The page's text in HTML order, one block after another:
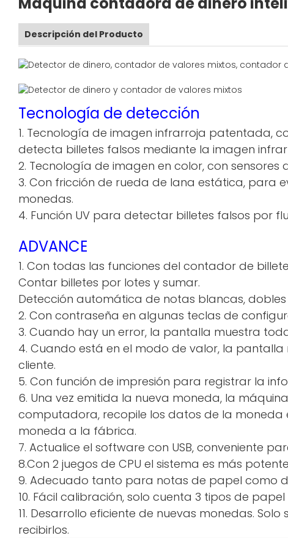
Descripción del Producto
Tecnología de detección
1. Tecnología de imagen infrarroja patentada,
detecta billetes falsos mediante la imagen
2. Tecnología de imagen en color, con
3. Con fricción de rueda de lana estática, para
monedas.
4. Función UV para detectar billetes falsos por
ADVANCE
1. Con todas las funciones del contador de
Contar billetes por lotes y sumar.
Detección automática de notas blancas,
2. Con contraseña en algunas teclas de
3. Cuando hay un error, la pantalla muestra
4. Cuando está en el modo de valor, la
cliente.
5. Con función de impresión para registrar la
6. Una vez emitida la nueva moneda, la
computadora, recopile los datos de la moneda
moneda a la fábrica.
7. Actualice el software con USB, conveniente
8.Con 2 juegos de CPU el sistema es más
9. Adecuado tanto para notas de papel como
10. Fácil calibración, solo cuenta 3 tipos de
11. Desarrollo eficiente de nuevas monedas.
recibirlos.